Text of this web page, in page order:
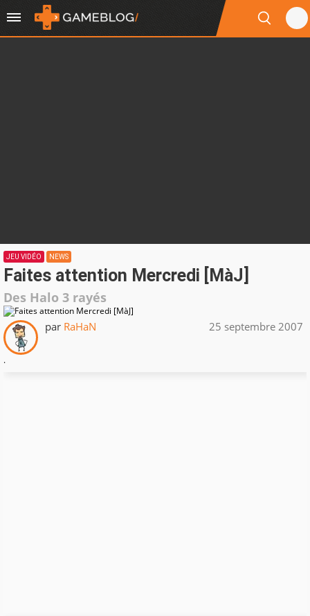
JEU VIDÉO NEWS
Faites attention Mercredi [MàJ]
Des Halo 3 rayés
par RaHaN 25 septembre 2007
.